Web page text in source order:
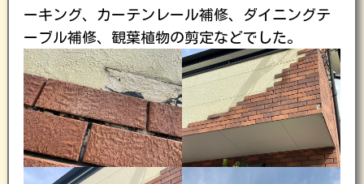
ーキング、カーテンレール補修、ダイニングテ
ーブル補修、観葉植物の剪定などでした。